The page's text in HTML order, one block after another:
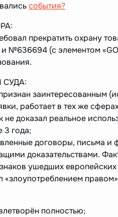
события?
прекратить охрану
№636694 (с элементом
заинтересованным
работает в тех же
не доказал реальное
3 года;
договоры, письма и
доказательствами.
ушедших
«злоупотреблением
полностью;